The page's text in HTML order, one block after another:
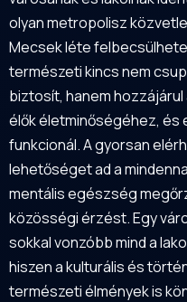
olyan metropolisz
Mecsek léte
természeti kincs nem
biztosít, hanem
élők életminőségéhez, és
funkcionál. A gyorsan
lehetőséget ad a
mentális egészség
közösségi érzést. Egy
sokkal vonzóbb mind a
hiszen a kulturális és
természeti élmények is